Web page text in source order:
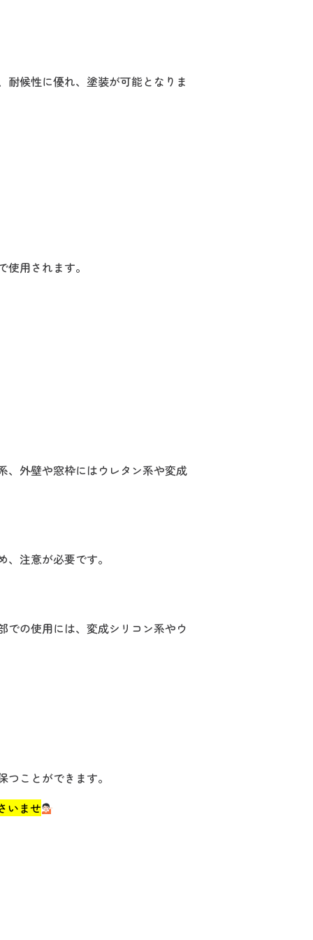
候性に優れ、塗装が可能となりま
用されます。
、外壁や窓枠にはウレタン系や変成
注意が必要です。
での使用には、変成シリコン系やウ
ことができます。
いませ